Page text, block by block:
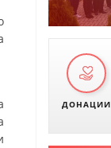
ДОНАЦИИ